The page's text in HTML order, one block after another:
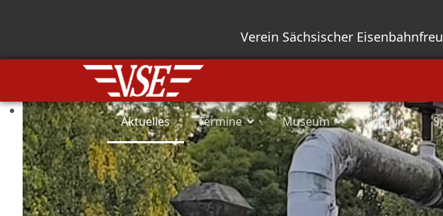
Verein Sächsischer
Aktuelles Termine Museum Verein